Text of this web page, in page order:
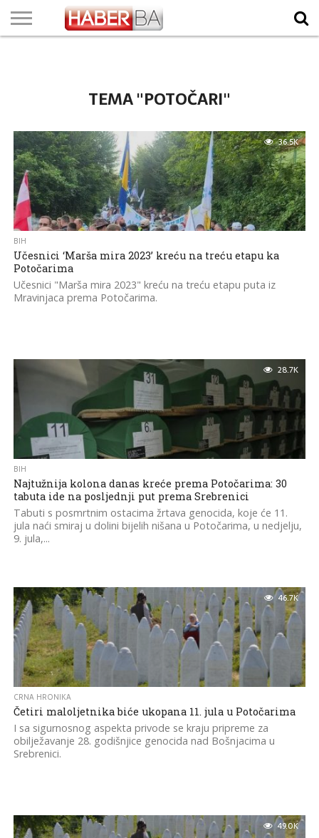
TEMA "POTOČARI"
36.5K
BIH
Učesnici ‘Marša mira 2023’ kreću na treću etapu ka
Potočarima
Učesnici "Marša mira 2023" kreću na treću etapu puta iz
Mravinjaca prema Potočarima.
28.7K
BIH
Najtužnija kolona danas kreće prema Potočarima: 30
tabuta ide na posljednji put prema Srebrenici
Tabuti s posmrtnim ostacima žrtava genocida, koje će 11.
jula naći smiraj u dolini bijelih nišana u Potočarima, u nedjelju,
9. jula,...
46.7K
CRNA HRONIKA
Četiri maloljetnika biće ukopana 11. jula u Potočarima
I sa sigurnosnog aspekta privode se kraju pripreme za
obilježavanje 28. godišnjice genocida nad Bošnjacima u
Srebrenici.
49.0K